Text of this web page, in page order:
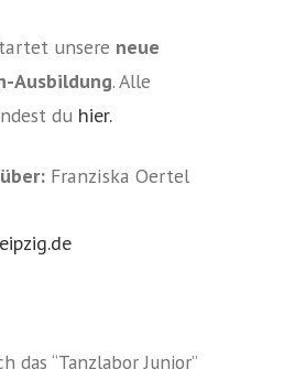
unsere neue
Ausbildung. Alle
du hier.
Franziska Oertel
das “Tanzlabor Junior”